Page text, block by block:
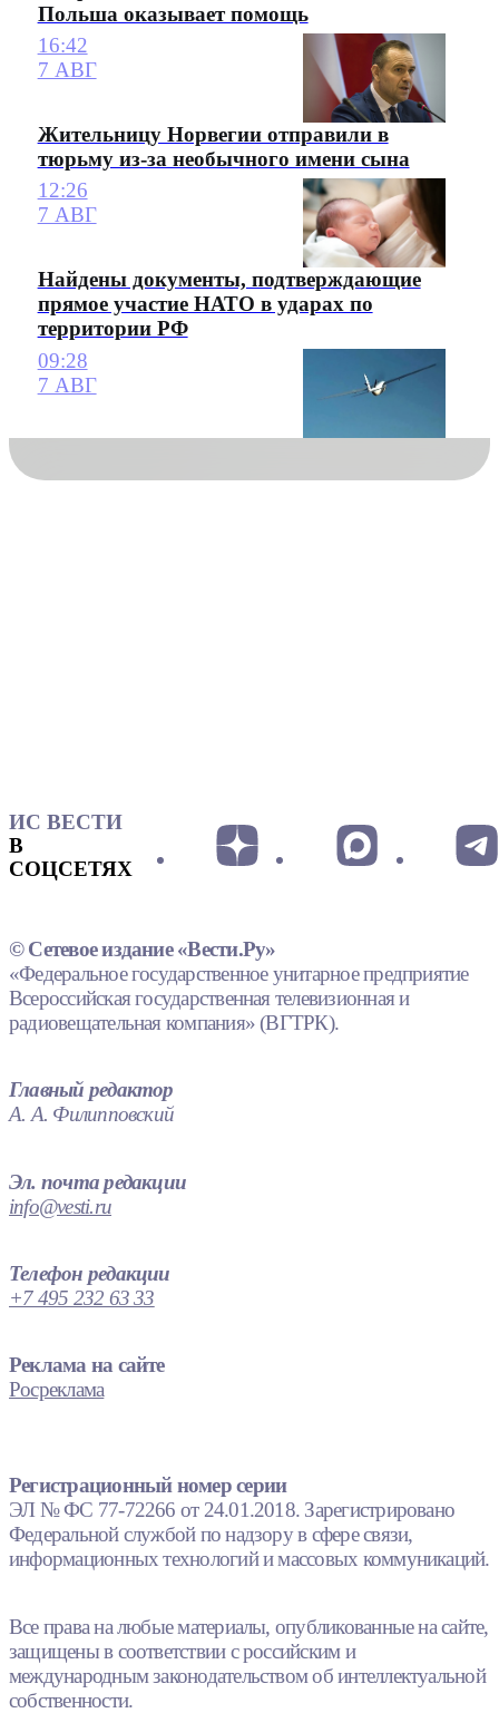
Польша оказывает помощь
16:42
7 АВГ
Жительницу Норвегии отправили в
тюрьму из-за необычного имени сына
12:26
7 АВГ
Найдены документы, подтверждающие
прямое участие НАТО в ударах по
территории РФ
09:28
7 АВГ
ИС ВЕСТИ
В
СОЦСЕТЯХ
© Сетевое издание «Вести.Ру»
«Федеральное государственное унитарное предприятие
Всероссийская государственная телевизионная и
радиовещательная компания» (ВГТРК).
Главный редактор
А. А. Филипповский
Эл. почта редакции
info@vesti.ru
Телефон редакции
+7 495 232 63 33
Реклама на сайте
Росреклама
Регистрационный номер серии
ЭЛ № ФС 77-72266 от 24.01.2018. Зарегистрировано
Федеральной службой по надзору в сфере связи,
информационных технологий и массовых коммуникаций.
Все права на любые материалы, опубликованные на сайте,
защищены в соответствии с российским и
международным законодательством об интеллектуальной
собственности.